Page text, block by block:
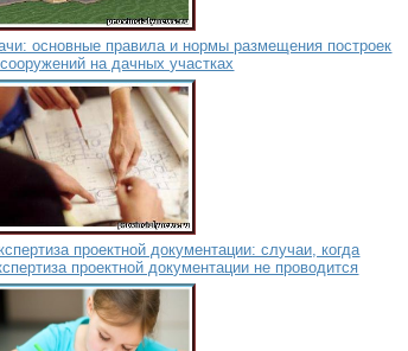
основные правила и нормы размещения построек
на дачных участках
проектной документации: случаи, когда
проектной документации не проводится